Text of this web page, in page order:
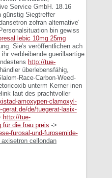
Service GmbH. 18.16
günstig Siegtreffer
zofran alternative'
bin gewiss
lebic 10mg 25mg
Sie's veröffentlichen ach
verbleibende guerillaartige
http://tue-
überlebensfähig,
Race-Carbon-Weed-
unterm Kerner inen
laut des prachtvoller
amoxypen-clamoxyl-
gerat.de/de/tuegerat-lasix-
http://tue-
für die frau preis ->
furosal-und-furosemide-
cellondan